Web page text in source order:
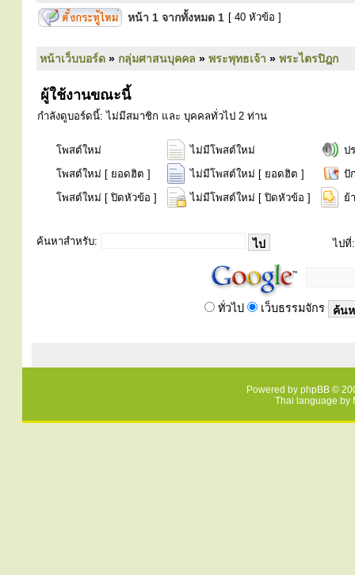
หน้า 1 จากทั้งหมด 1 [ 40 หัวข้อ ]
หน้าเว็บบอร์ด » กลุ่มศาสนบุคคล » พระพุทธเจ้า » พระไตรปิฎก
ผู้ใช้งานขณะนี้
กำลังดูบอร์ดนี้: ไม่มีสมาชิก และ บุคคลทั่วไป 2 ท่าน
โพสต์ใหม่ ไม่มีโพสต์ใหม่
ป
โพสต์ใหม่ [ ยอดฮิต ]
ไม่มีโพสต์ใหม่ [ ยอดฮิต ]
ปั
โพสต์ใหม่ [ ปิดหัวข้อ ]
ไม่มีโพสต์ใหม่ [ ปิดหัวข้อ ] ย้
ค้นหาสำหรับ: ไปที่:
ทั่วไป เว็บธรรมจักร
Powered by phpBB ©
Thai language by